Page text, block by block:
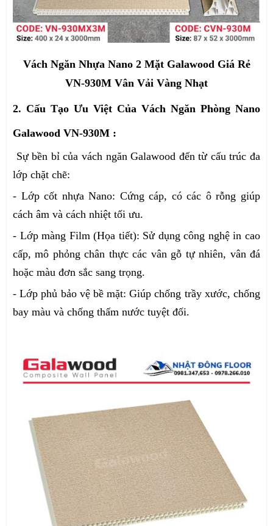
Vách Ngăn Nhựa Nano 2 Mặt Galawood Giá Rẻ
VN-930M Vân Vải Vàng Nhạt
2. Cấu Tạo Ưu Việt Của Vách Ngăn Phòng Nano
Galawood VN-930M :
Sự bền bỉ của vách ngăn Galawood đến từ cấu trúc đa
lớp chặt chẽ:
- Lớp cốt nhựa Nano: Cứng cáp, có các ô rỗng giúp
cách âm và cách nhiệt tối ưu.
- Lớp màng Film (Họa tiết): Sử dụng công nghệ in cao
cấp, mô phỏng chân thực các vân gỗ tự nhiên, vân đá
hoặc màu đơn sắc sang trọng.
- Lớp phủ bảo vệ bề mặt: Giúp chống trầy xước, chống
bay màu và chống thấm nước tuyệt đối.